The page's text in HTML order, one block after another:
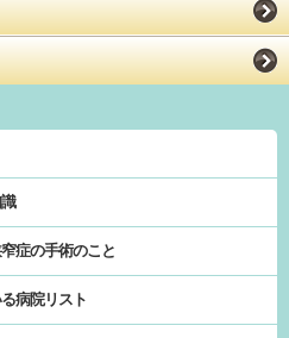
症の手術のこと
病院リスト